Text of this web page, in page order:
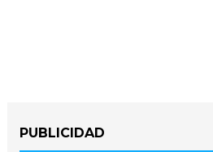
PUBLICIDAD